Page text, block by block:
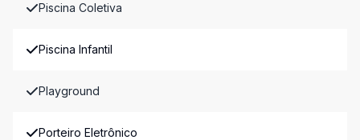
Piscina Coletiva
Piscina Infantil
Playground
Porteiro Eletrônico